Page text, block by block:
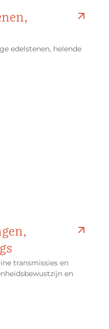
edelstenen, helende
transmissies en
en